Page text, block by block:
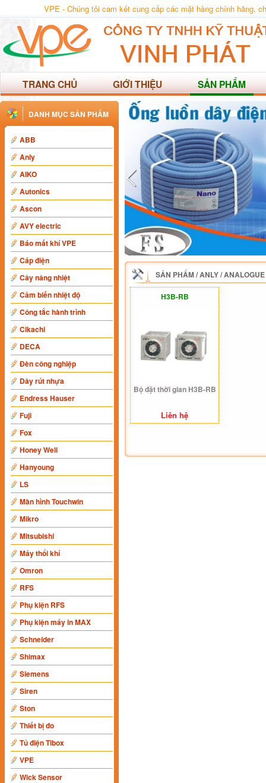
VPE - Chúng tôi cam kết cung cấp các mặt hàng chính hãng,
TRANG CHỦ GIỚI THIỆU SẢN PHẨM
DANH MỤC SẢN PHẨM
ABB
Anly
AIKO
Autonics
Ascon
AVY electric
Báo mất khí VPE
Cáp điện
Cây nâng nhiệt
Cảm biến nhiệt độ
Công tắc hành trình
Cikachi
DECA
Đèn công nghiệp
Dây rút nhựa
Endress Hauser
Fuji
Fox
Honey Well
Hanyoung
LS
Màn hình Touchwin
Mikro
Mitsubishi
Máy thổi khí
Omron
RFS
Phụ kiện RFS
Phụ kiện máy in MAX
Schneider
Shimax
Siemens
Siren
Ston
Thiết bị đo
Tủ điện Tibox
VPE
Wick Sensor
SẢN PHẨM/ANLY/
H3B-RB
Bộ đặt thời gian H3B-RB
Liên hệ